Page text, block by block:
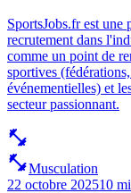
SportsJobs.fr est une
recrutement dans
comme un point de
sportives
événementielles) et
secteur passionnant.
fitness_center
fitness_centerMusculation
22 octobre 202510